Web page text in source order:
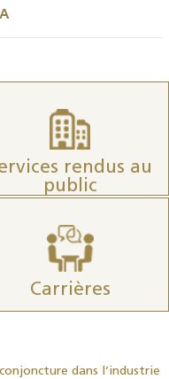
rendus au
public
Carrières
dans l’industrie